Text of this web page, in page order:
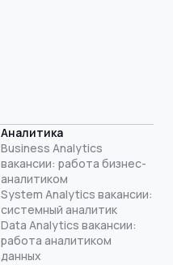
Аналитика
Business Analytics
вакансии: работа бизнес-
аналитиком
System Analytics вакансии:
системный аналитик
Data Analytics вакансии:
работа аналитиком
данных